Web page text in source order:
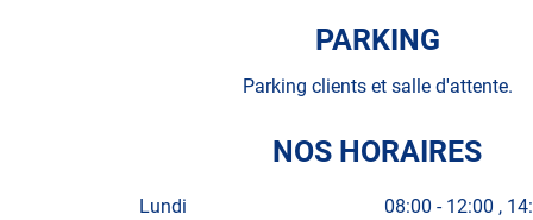
PARKING
Parking clients et salle d'attente.
NOS HORAIRES
Lundi 08:00 - 12:00